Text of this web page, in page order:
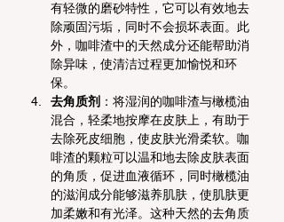
有轻微的磨砂特性，它可以有效地去
除顽固污垢，同时不会损坏表面。此
外，咖啡渣中的天然成分还能帮助消
除异味，使清洁过程更加愉悦和环
保。
去角质剂 ：将湿润的咖啡渣与橄榄油
混合，轻柔地按摩在皮肤上，有助于
去除死皮细胞，使皮肤光滑柔软。咖
啡渣的颗粒可以温和地去除皮肤表面
的角质，促进血液循环，同时橄榄油
的滋润成分能够滋养肌肤，使肌肤更
加柔嫩和有光泽。这种天然的去角质